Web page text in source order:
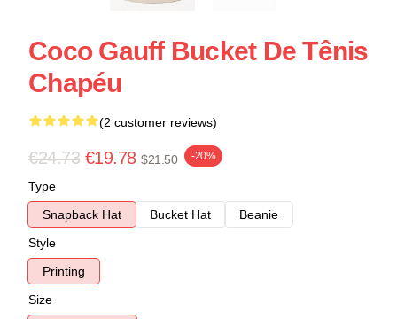
Coco Gauff Bucket De Tênis
Chapéu
(2 customer reviews)
€24.73 €19.78 $21.50 -20%
Type
Snapback Hat
Bucket Hat
Beanie
Style
Printing
Size